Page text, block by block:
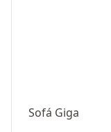
Sofá Giga